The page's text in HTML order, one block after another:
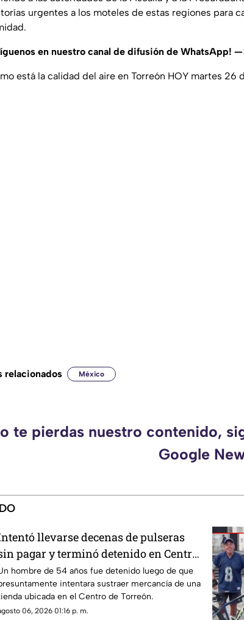
urgentes a los moteles de estas regiones para
en nuestro canal de difusión de WhatsApp!
está la calidad del aire en Torreón HOY martes 26
relacionados México
te pierdas nuestro contenido,
Google
llevarse decenas de pulseras
pagar y terminó detenido en Centro
Torreón
hombre de 54 años fue detenido luego de que
intentara sustraer mercancía de una
ubicada en el Centro de Torreón.
06, 2026 01:16 p. m.